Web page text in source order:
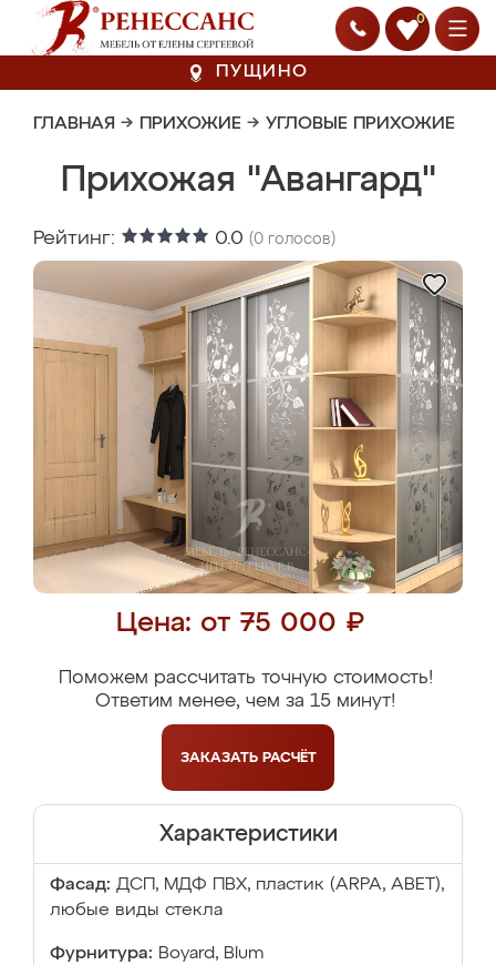
0
ПУЩИНО
ГЛАВНАЯ → ПРИХОЖИЕ → УГЛОВЫЕ ПРИХОЖИЕ
Прихожая "Авангард"
Рейтинг: 0.0 (0 голосов)
Цена: от 75 000 ₽
Поможем рассчитать точную стоимость!
Ответим менее, чем за 15 минут!
ЗАКАЗАТЬ РАСЧЁТ
Характеристики
Фасад: ДСП, МДФ ПВХ, пластик (ARPA, ABET),
любые виды стекла
Фурнитура: Boyard, Blum